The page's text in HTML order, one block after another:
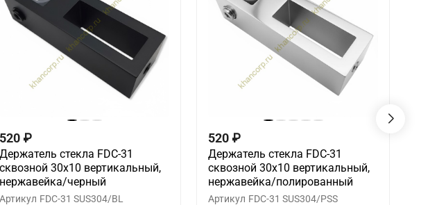
520 ₽
Держатель стекла FDC-31
сквозной 30х10 вертикальный,
нержавейка/черный
Артикул FDC-31 SUS304/BL
520 ₽
Держатель стекла FDC-31
сквозной 30х10 вертикальный,
нержавейка/полированный
Артикул FDC-31 SUS304/PSS